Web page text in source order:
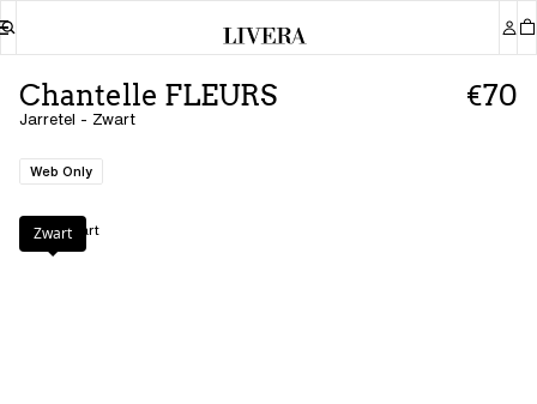
Chantelle FLEURS
Jarretel - Zwart
€70
Web Only
Kleur: Zwart
Zwart